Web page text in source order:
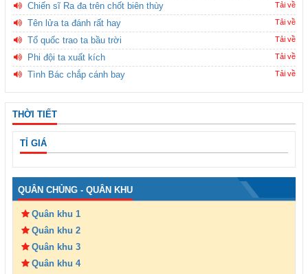
Chiến sĩ Ra đa trên chốt biên thùy Tải về
Tên lửa ta đánh rất hay Tải về
Tổ quốc trao ta bầu trời Tải về
Phi đội ta xuất kích Tải về
Tình Bác chắp cánh bay Tải về
THỜI TIẾT
TỈ GIÁ
QUÂN CHỦNG - QUÂN KHU
Quân khu 1
Quân khu 2
Quân khu 3
Quân khu 4